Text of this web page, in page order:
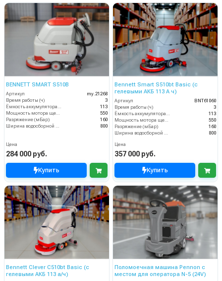
BENNETT SMART S510B
Артикул
my.21268
Время работы (ч)
3
Ёмкость аккумулятора (Ач)
113
Мощность мотора щеток
550
Разряжение (мБар)
160
Ширина водосборной рейки
800
Цена
284 000 руб.
Купить
Bennett Smart S510bt Basic (с
гелевыми АКБ 113 А ч)
Артикул
BNT61060
Время работы (ч)
3
Ёмкость аккумулятора (Ач)
113
Мощность мотора щеток
550
Разряжение (мБар)
160
Ширина водосборной рейки
800
Цена
357 000 руб.
Купить
Bennett Clever C510bt Basic (с
гелевыми АКБ 113 а/ч)
Поломоечная машина Pennon с
местом для оператора N-5 (24V)